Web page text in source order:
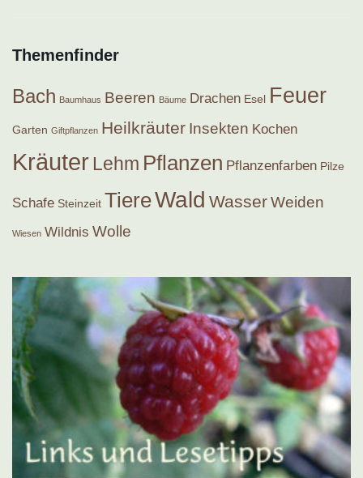
Themenfinder
Bach Baumhaus Beeren Bäume Drachen Esel Feuer
Garten Giftpflanzen Heilkräuter Insekten Kochen
Kräuter Lehm Pflanzen Pflanzenfarben Pilze
Schafe Steinzeit TiereWald WasserWeiden
Wiesen Wildnis Wolle